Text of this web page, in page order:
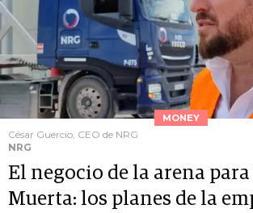
MONEY
César Guercio, CEO de NRG
NRG
El negocio de la arena para
Muerta: los planes de la